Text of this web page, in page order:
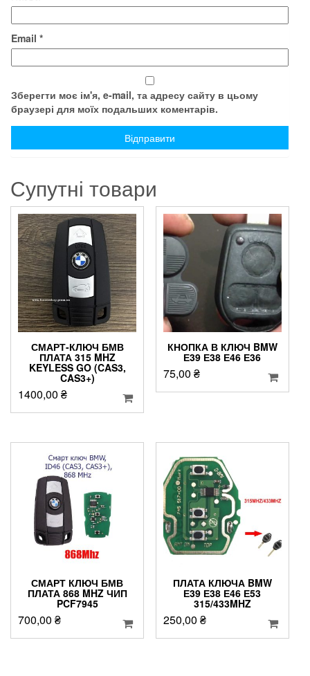
Email *
Зберегти моє ім'я, e-mail, та адресу сайту в цьому
браузері для моїх подальших коментарів.
Супутні товари
СМАРТ-КЛЮЧ БМВ
ПЛАТА 315 MHZ
KEYLESS GO (CAS3,
CAS3+)
1400,00 ₴
КНОПКА В КЛЮЧ BMW
Е39 Е38 Е46 Е36
75,00 ₴
СМАРТ КЛЮЧ БМВ
ПЛАТА 868 MHZ ЧИП
PCF7945
700,00 ₴
ПЛАТА КЛЮЧА BMW
Е39 Е38 Е46 Е53
315/433MHZ
250,00 ₴